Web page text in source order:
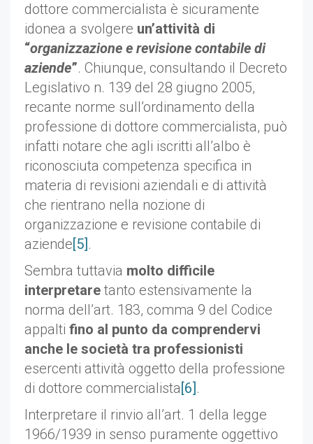
dottore commercialista è sicuramente
idonea a svolgere un’attività di
“organizzazione e revisione contabile di
aziende”. Chiunque, consultando il Decreto
Legislativo n. 139 del 28 giugno 2005,
recante norme sull’ordinamento della
professione di dottore commercialista, può
infatti notare che agli iscritti all’albo è
riconosciuta competenza specifica in
materia di revisioni aziendali e di attività
che rientrano nella nozione di
organizzazione e revisione contabile di
aziende[5] .
Sembra tuttavia molto difficile
interpretare tanto estensivamente la
norma dell’art. 183, comma 9 del Codice
appalti fino al punto da comprendervi
anche le società tra professionisti
esercenti attività oggetto della professione
di dottore commercialista[6] .
Interpretare il rinvio all’art. 1 della legge
1966/1939 in senso puramente oggettivo